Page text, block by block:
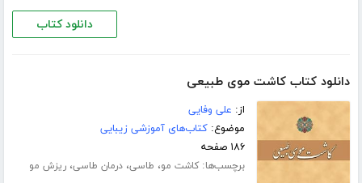
دانلود کتاب
دانلود کتاب کاشت موی طبیعی
از: علی وفایی
موضوع:کتاب‌های آموزشی زیبایی
۱۸۶ صفحه
برچسب‌ها:کاشت مو، طاسی،درمان طاسی،ریزش مو